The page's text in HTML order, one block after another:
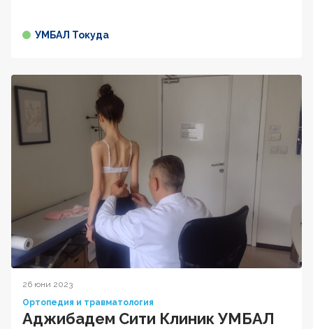
УМБАЛ Токуда
26 юни 2023
Ортопедия и травматология
Аджибадем Сити Клиник УМБАЛ